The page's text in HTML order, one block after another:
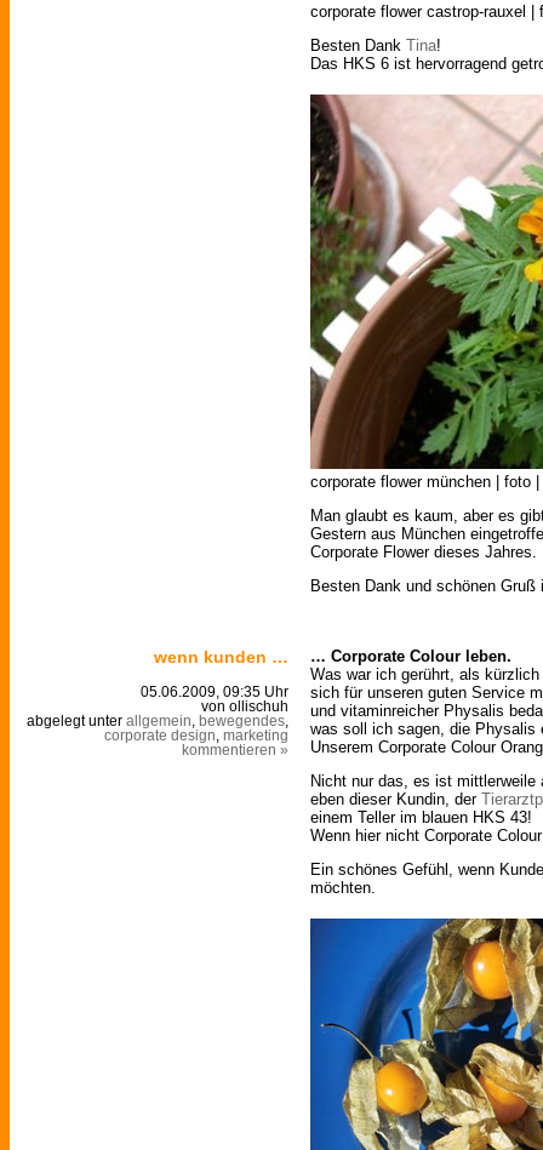
corporate flower castrop-rauxel |
Besten Dank Tina!
Das HKS 6 ist hervorragend
corporate flower münchen | foto
Man glaubt es kaum, aber es
Gestern aus München
Corporate Flower dieses Jahres.
Besten Dank und schönen
wenn kunden …
05.06.2009, 09:35 Uhr
von ollischuh
abgelegt unter allgemein bewegendes
corporate design marketing
kommentieren »
… Corporate Colour leben.
Was war ich gerührt, als
sich für unseren guten Service
und vitaminreicher Physalis
was soll ich sagen, die Physalis
Unserem Corporate Colour
Nicht nur das, es ist mittlerweile
eben dieser Kundin, der
einem Teller im blauen HKS 43!
Wenn hier nicht Corporate
Ein schönes Gefühl, wenn
möchten.